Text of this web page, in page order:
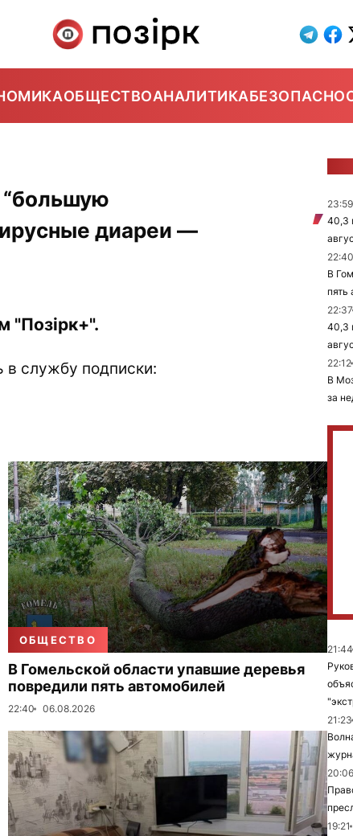
ОБЩЕСТВОАНАЛИТИКА
“большую
диареи —
"Позірк+".
в службу подписки:
ОБЩЕСТВО
В Гомельской области упавшие деревья
повредили пять автомобилей
22:40 06.08.2026
23:59
40,3
22:40
В
пять
22:37
40,3
22:12
В
за
21:44
21:23
20:06
19:21